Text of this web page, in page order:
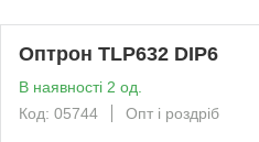
Оптрон TLP632 DIP6
В наявності 2 од.
Код: 05744
Опт і роздріб